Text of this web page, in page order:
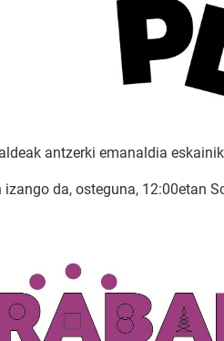
antzerki emanaldia
izango da, osteguna, 12:00etan